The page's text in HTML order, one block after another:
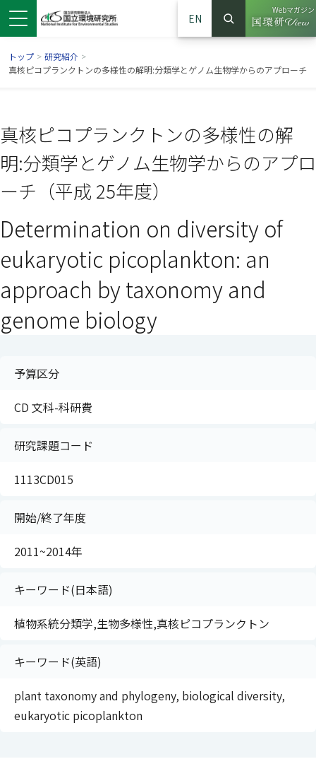
ドウで開きます）
ンドウで開きます）
ウインドウで開きます）
EN
サイト内検索
検索
Webマガジン
（別ウイ
トップ > 研究紹介 >
真核ピコプランクトンの多様性の解明:分類学とゲノム生物学からのアプローチ
真核ピコプランクトンの多様性の解
明:分類学とゲノム生物学からのアプロ
ーチ（平成 25年度）
Determination on diversity of
eukaryotic picoplankton: an
approach by taxonomy and
genome biology
予算区分
CD 文科-科研費
研究課題コード
1113CD015
開始/終了年度
2011~2014年
キーワード(日本語)
植物系統分類学,生物多様性,真核ピコプランクトン
キーワード(英語)
plant taxonomy and phylogeny, biological diversity,
eukaryotic picoplankton